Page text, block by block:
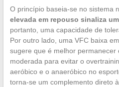
O princípio baseia-se no sistema
elevada em repouso sinaliza
portanto, uma capacidade de
Por outro lado, uma VFC baixa
sugere que é melhor permanecer
moderada para evitar o
aeróbico e o anaeróbico no
torna-se um complemento direto